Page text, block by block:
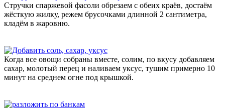
Стручки спаржевой фасоли обрезаем с обеих краёв, достаём
жёсткую жилку, режем брусочками длинной 2 сантиметра,
кладём в жаровню.
Когда все овощи собраны вместе, солим, по вкусу добавляем
сахар, молотый перец и наливаем уксус, тушим примерно 10
минут на среднем огне под крышкой.